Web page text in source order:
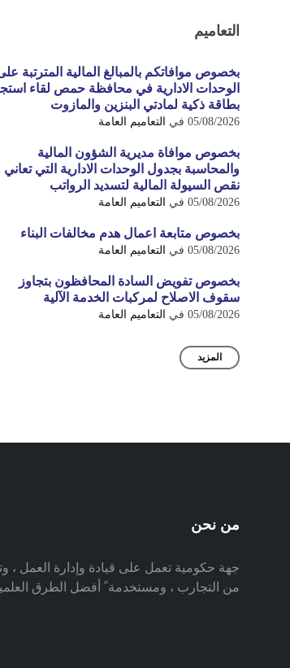
التعاميم
بخصوص موافاتكم بالمبالغ المالية المترتبة
الوحدات الادارية في محافظة حمص لقاء
بطاقة ذكية لمادتي البنزين والمازوت
05/08/2026 في التعاميم العامة
بخصوص موافاة مديرية الشؤون المالية
والمحاسبة بجدول الوحدات الادارية التي
نقص السيولة المالية لتسديد الرواتب
05/08/2026 في التعاميم العامة
بخصوص متابعة اعمال هدم مخالفات البناء
05/08/2026 في التعاميم العامة
بخصوص تفويض السادة المحافظون بتجاوز
سقوف الاصلاح لمركبات الخدمة الآلية
05/08/2026 في التعاميم العامة
المزيد
من نحن
جهة حكومية تعمل على قيادة وإدارة العمل ،
من التجارب ، ومستخدمة ً أفضل الطرق